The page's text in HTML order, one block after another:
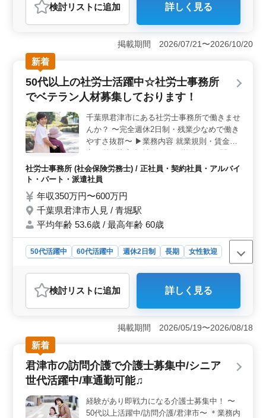
おすすめポイント
＜経験とスキル向上＞ 歯科医師経験5年以上の方を歓迎
し、君津市の歯科医院でベテラン歯科医師を求めていま
す。一般歯科から口腔外科、小児歯科、矯正歯科まで広
範な診療業務に携わりながら、さらなるスキルの向上を
目指せます。 ＜働きやすい環境＞ 週2〜3日からの
柔軟な勤務が可能で、週休2日制と残業が少ないため、仕
事とプライベートの両立がしやすい環境です。車通勤が
ズです。 ＜患者とのコミュニケーション＞ コミュ
ニケーションを大切にし、患者様との理解を深めながら
診療にあたっています。20代から60代まで幅広いスタッ
フが在籍し、アットホームな雰囲気で協力し合っていま
す。
検討リスト に追加 詳しく見る
掲載期間 2026/07/21〜2026/10/20
新着
50代以上の社労士活躍中☆社労士事務所
でベテラン人材募集しております！
千葉県君津市にある社労士事務所で働きませ
んか？ 〜完全週休2日制・残業少なめで働き
やすさ抜群〜 ▶業務内容 就業規則・賃金規
る諸手続き 助成金・奨励金に関する諸手続
き 等 ▶備考 完全週休2日制 交通費実費支給
致します！！ 是非一緒に働きませんか？ ご
応募お待ちしています♪♪
社労士事務所 (社会保険労務士) / 正社員・契約社員・アルバイ
ト・パート・派遣社員
年収350万円〜600万円
千葉県君津市人見 / 青堀駅
平均年齢 53.6歳 / 最高年齢 60歳
50代活躍中 60代活躍中 週休2日制 長期
女性歓迎
おすすめポイント
＜ベテランの安定感＞ 当事務所は君津市にある社労士
事務所で、50代以上のベテラン社労士が活躍していま
す。経験豊富な方による安定感が、仕事においても信頼
を生み出します。社労士経験20年以上の方は特に優遇し
ており、確かなキャリアを築けます。 ＜働きやすい
条件＞ 完全週休2日制や残業が少なめなど、働きやすい
環境が整っています。業務内容も就業規則や賃金規定、
わたり、充実感を感じながら働くことができます。
＜手厚い福利厚生＞ 交通費の実費支給や社会保障の完
検討リスト に追加 詳しく見る
掲載期間 2026/05/19〜2026/08/18
新着
君津市の訪問介護で介護士募集中/シニア
世代活躍中/車通勤可能♫
経験があり即戦力になる介護士募集中！ 〜
50代以上活躍中/訪問介護/君津市〜 ＊業務内